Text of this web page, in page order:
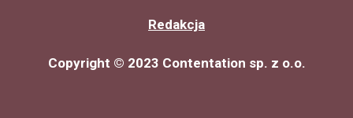
Redakcja
Copyright © 2023 Contentation sp. z o.o.